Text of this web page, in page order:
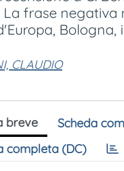
La frase negativa
Bologna,
CLAUDIO
breve
Scheda
completa (DC)